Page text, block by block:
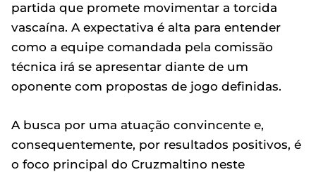
partida que promete movimentar a torcida
vascaína. A expectativa é alta para entender
como a equipe comandada pela comissão
técnica irá se apresentar diante de um
oponente com propostas de jogo definidas.
A busca por uma atuação convincente e,
consequentemente, por resultados positivos, é
o foco principal do Cruzmaltino neste